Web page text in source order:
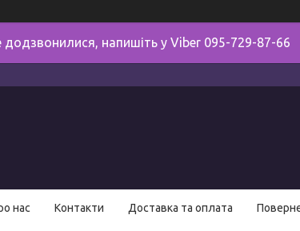
напишіть у Viber 095-729-87-66
нас Контакти Доставка та оплата